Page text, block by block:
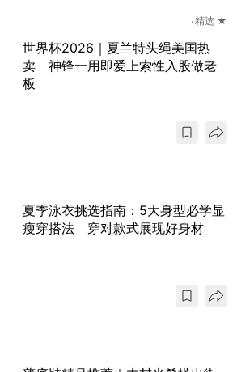
精选 ★
世界杯2026｜夏兰特头绳美国热
卖 神锋一用即爱上索性入股做老
板
夏季泳衣挑选指南：5大身型必学显
瘦穿搭法 穿对款式展现好身材